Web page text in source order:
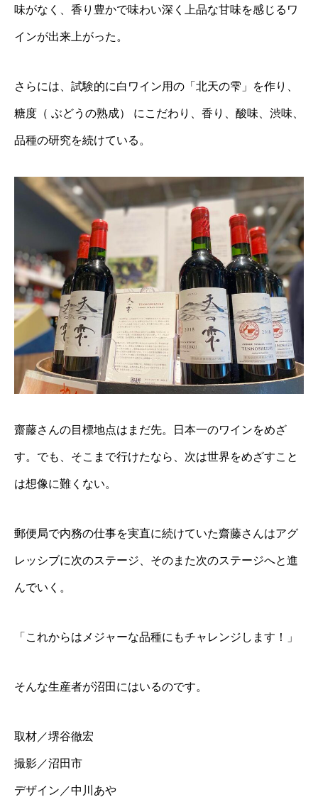
味がなく、香り豊かで味わい深く上品な甘味を感じるワ
インが出来上がった。
さらには、試験的に白ワイン用の「北天の雫」を作り、
糖度（ ぶどうの熟成） にこだわり、香り、酸味、渋味、
品種の研究を続けている。
齋藤さんの目標地点はまだ先。日本一のワインをめざ
す。でも、そこまで行けたなら、次は世界をめざすこと
は想像に難くない。
郵便局で内務の仕事を実直に続けていた齋藤さんはアグ
レッシブに次のステージ、そのまた次のステージへと進
んでいく。
「これからはメジャーな品種にもチャレンジします！」
そんな生産者が沼田にはいるのです。
取材／堺谷徹宏
撮影／沼田市
デザイン／中川あや